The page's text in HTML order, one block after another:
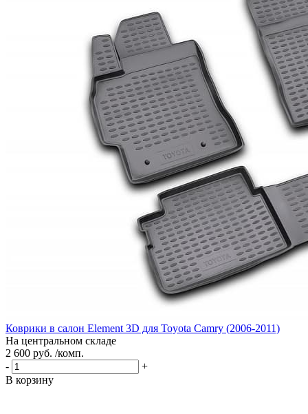
Коврики в салон Element 3D для Toyota Camry (2006-2011)
На центральном складе
2 600 руб. /комп.
-
+
В корзину